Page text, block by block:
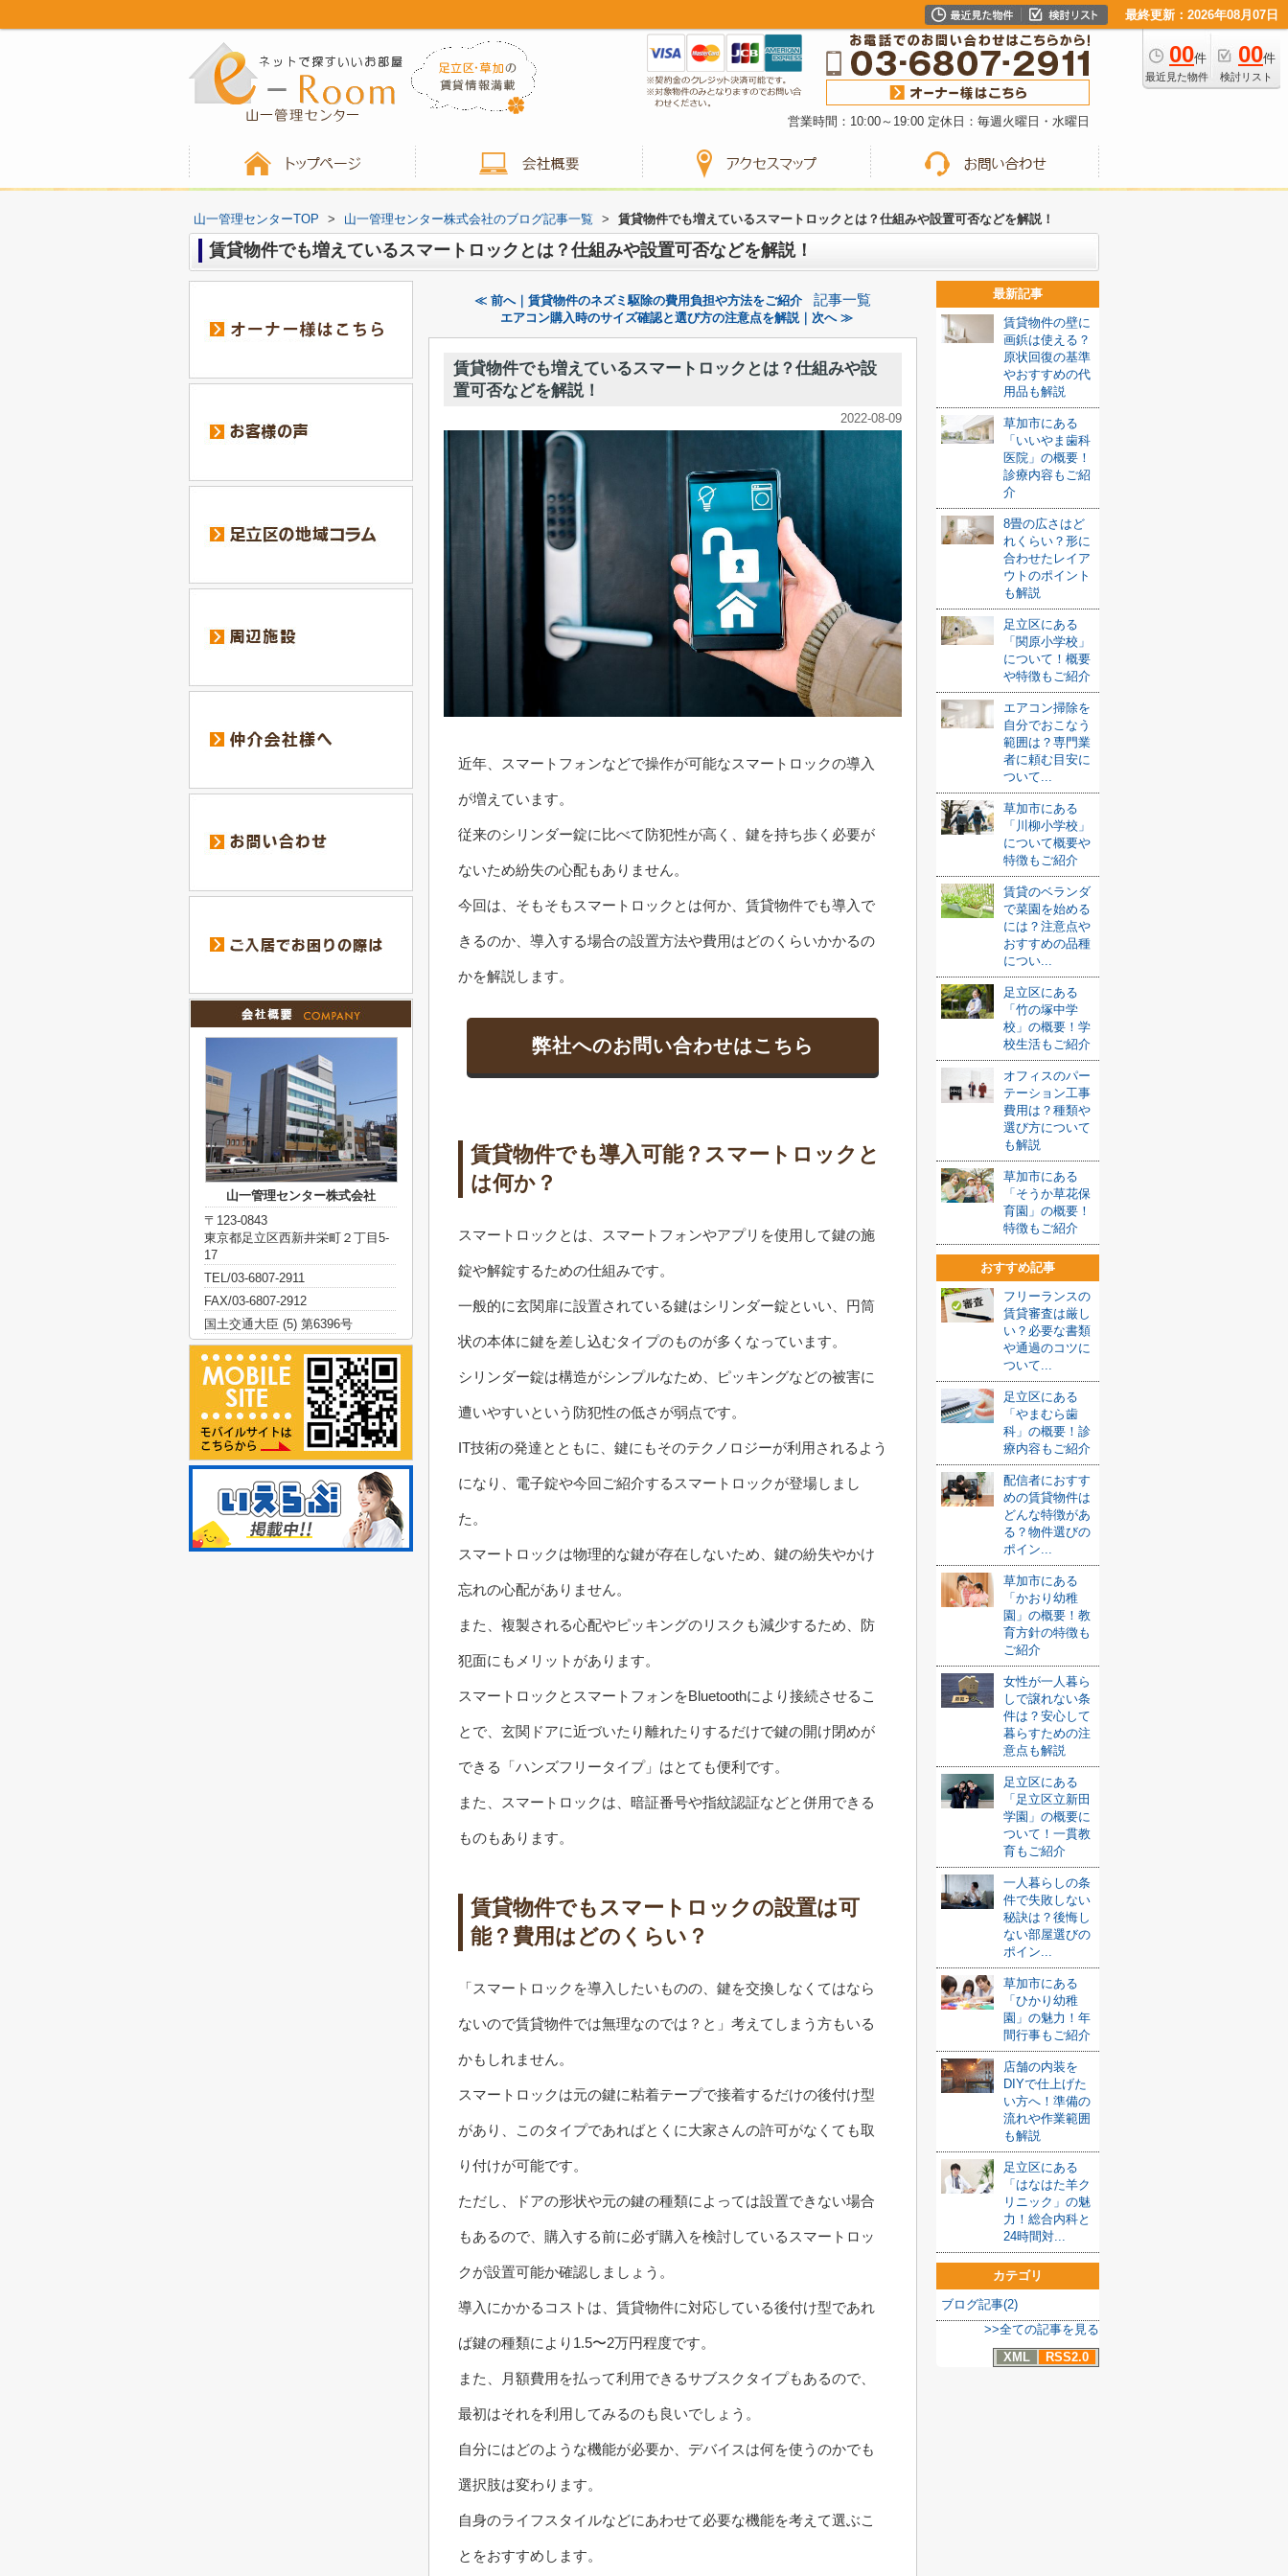
最終更新：2026年08月07日
00件
最近見た物件
00件
検討リスト
営業時間：10:00～19:00 定休日：毎週火曜日・水曜日
山一管理センターTOP > 山一管理センター株式会社のブログ記事一覧 > 賃貸物件でも増えているスマートロックとは？仕組みや設置可否などを解説！
賃貸物件でも増えているスマートロックとは？仕組みや設置可否などを解説！
≪ 前へ｜賃貸物件のネズミ駆除の費用負担や方法をご紹介 記事一覧
エアコン購入時のサイズ確認と選び方の注意点を解説｜次へ ≫
賃貸物件でも増えているスマートロックとは？仕組みや設
置可否などを解説！
2022-08-09
近年、スマートフォンなどで操作が可能なスマートロックの導入
が増えています。
従来のシリンダー錠に比べて防犯性が高く、鍵を持ち歩く必要が
ないため紛失の心配もありません。
今回は、そもそもスマートロックとは何か、賃貸物件でも導入で
きるのか、導入する場合の設置方法や費用はどのくらいかかるの
かを解説します。
弊社へのお問い合わせはこちら
賃貸物件でも導入可能？スマートロックと
は何か？
スマートロックとは、スマートフォンやアプリを使用して鍵の施
錠や解錠するための仕組みです。
一般的に玄関扉に設置されている鍵はシリンダー錠といい、円筒
状の本体に鍵を差し込むタイプのものが多くなっています。
シリンダー錠は構造がシンプルなため、ピッキングなどの被害に
遭いやすいという防犯性の低さが弱点です。
IT技術の発達とともに、鍵にもそのテクノロジーが利用されるよう
になり、電子錠や今回ご紹介するスマートロックが登場しまし
た。
スマートロックは物理的な鍵が存在しないため、鍵の紛失やかけ
忘れの心配がありません。
また、複製される心配やピッキングのリスクも減少するため、防
犯面にもメリットがあります。
スマートロックとスマートフォンをBluetoothにより接続させるこ
とで、玄関ドアに近づいたり離れたりするだけで鍵の開け閉めが
できる「ハンズフリータイプ」はとても便利です。
また、スマートロックは、暗証番号や指紋認証などと併用できる
ものもあります。
賃貸物件でもスマートロックの設置は可
能？費用はどのくらい？
「スマートロックを導入したいものの、鍵を交換しなくてはなら
ないので賃貸物件では無理なのでは？と」考えてしまう方もいる
かもしれません。
スマートロックは元の鍵に粘着テープで接着するだけの後付け型
があり、このタイプであればとくに大家さんの許可がなくても取
り付けが可能です。
ただし、ドアの形状や元の鍵の種類によっては設置できない場合
もあるので、購入する前に必ず購入を検討しているスマートロッ
クが設置可能か確認しましょう。
導入にかかるコストは、賃貸物件に対応している後付け型であれ
ば鍵の種類により1.5〜2万円程度です。
また、月額費用を払って利用できるサブスクタイプもあるので、
最初はそれを利用してみるのも良いでしょう。
自分にはどのような機能が必要か、デバイスは何を使うのかでも
選択肢は変わります。
自身のライフスタイルなどにあわせて必要な機能を考えて選ぶこ
とをおすすめします。
最新記事
賃貸物件の壁に
画鋲は使える？
原状回復の基準
やおすすめの代
用品も解説
草加市にある
「いいやま歯科
医院」の概要！
診療内容もご紹
介
8畳の広さはど
れくらい？形に
合わせたレイア
ウトのポイント
も解説
足立区にある
「関原小学校」
について！概要
や特徴もご紹介
エアコン掃除を
自分でおこなう
範囲は？専門業
者に頼む目安に
ついて...
草加市にある
「川柳小学校」
について概要や
特徴もご紹介
賃貸のベランダ
で菜園を始める
には？注意点や
おすすめの品種
につい...
足立区にある
「竹の塚中学
校」の概要！学
校生活もご紹介
オフィスのパー
テーション工事
費用は？種類や
選び方について
も解説
草加市にある
「そうか草花保
育園」の概要！
特徴もご紹介
おすすめ記事
フリーランスの
賃貸審査は厳し
い？必要な書類
や通過のコツに
ついて...
足立区にある
「やまむら歯
科」の概要！診
療内容もご紹介
配信者におすす
めの賃貸物件は
どんな特徴があ
る？物件選びの
ポイン...
草加市にある
「かおり幼稚
園」の概要！教
育方針の特徴も
ご紹介
女性が一人暮ら
しで譲れない条
件は？安心して
暮らすための注
意点も解説
足立区にある
「足立区立新田
学園」の概要に
ついて！一貫教
育もご紹介
一人暮らしの条
件で失敗しない
秘訣は？後悔し
ない部屋選びの
ポイン...
草加市にある
「ひかり幼稚
園」の魅力！年
間行事もご紹介
店舗の内装を
DIYで仕上げた
い方へ！準備の
流れや作業範囲
も解説
足立区にある
「はなはた羊ク
リニック」の魅
力！総合内科と
24時間対...
カテゴリ
ブログ記事(2)
>>全ての記事を見る
XML
RSS2.0
山一管理センター株式会社
〒123-0843
東京都足立区西新井栄町２丁目5-
17
TEL/03-6807-2911
FAX/03-6807-2912
国土交通大臣 (5) 第6396号